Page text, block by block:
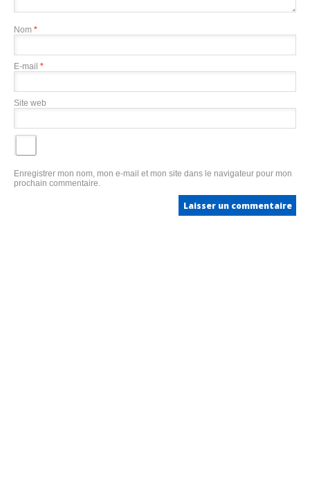
Nom *
E-mail *
Site web
Enregistrer mon nom, mon e-mail et mon site dans le navigateur pour mon
prochain commentaire.